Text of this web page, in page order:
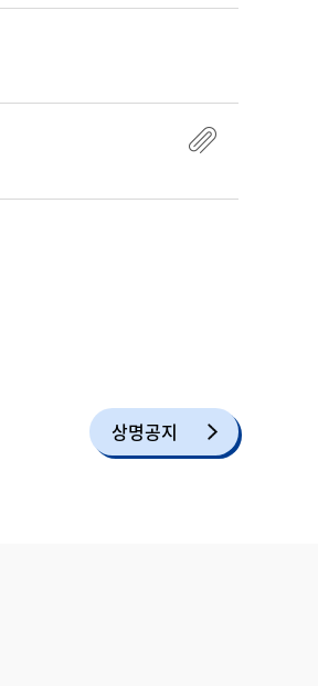
상명공지